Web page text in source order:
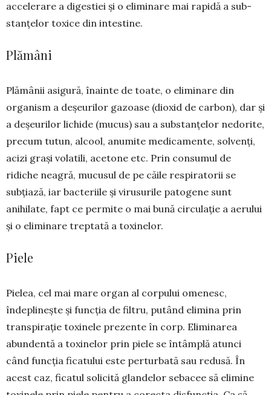
accelerare a diges­tiei și o eliminare mai ra­pi­dă a sub­
stanțelor toxice din intestine.
Plămâni
Plămânii asigură, înainte de toate, o eliminare din
organism a deșeurilor gazoase (dioxid de carbon), dar și
a deșeurilor lichide (mucus) sau a substanțelor nedorite,
precum tutun, alcool, anu­mite medicamente, solvenți,
acizi grași volatili, acetone etc. Prin consumul de
ridiche neagră, mucusul de pe căile respiratorii se
subțiază, iar bacteriile și virusurile patogene sunt
anihilate, fapt ce permite o mai bună circulație a aerului
și o eliminare treptată a toxinelor.
Piele
Pielea, cel mai mare organ al corpului ome­nesc,
îndeplinește și funcția de filtru, putând elimina prin
transpirație toxinele prezente în corp. Eliminarea
abundentă a toxinelor prin piele se întâmplă atunci
când funcția ficatului este pertur­bată sau redusă. În
acest caz, ficatul solicită glan­delor sebacee să elimine